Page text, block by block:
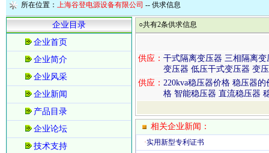
所在位置： 上海谷登电源设备有限公司 -- 供求信息
企业目录
企业首页
企业简介
企业风采
企业新闻
产品目录
企业论坛
技术支持
○共有2条供求信息
供应： 干式隔离变压器 三相隔离
变压器 低压干式变压器 变
供应： 220kva稳压器价格 稳压器
格 智能稳压器 直流稳压器
相关企业新闻：
·实用新型专利证书